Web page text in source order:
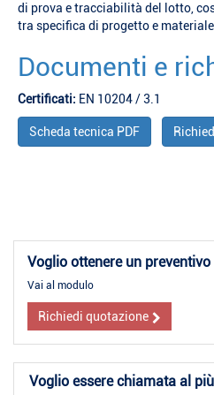
di prova e tracciabilità del lotto,
tra specifica di progetto e
Documenti e
Certificati: EN 10204 / 3.1
Scheda tecnica PDF
Voglio ottenere un
Vai al modulo
Richiedi quotazione
Voglio essere chiamata al